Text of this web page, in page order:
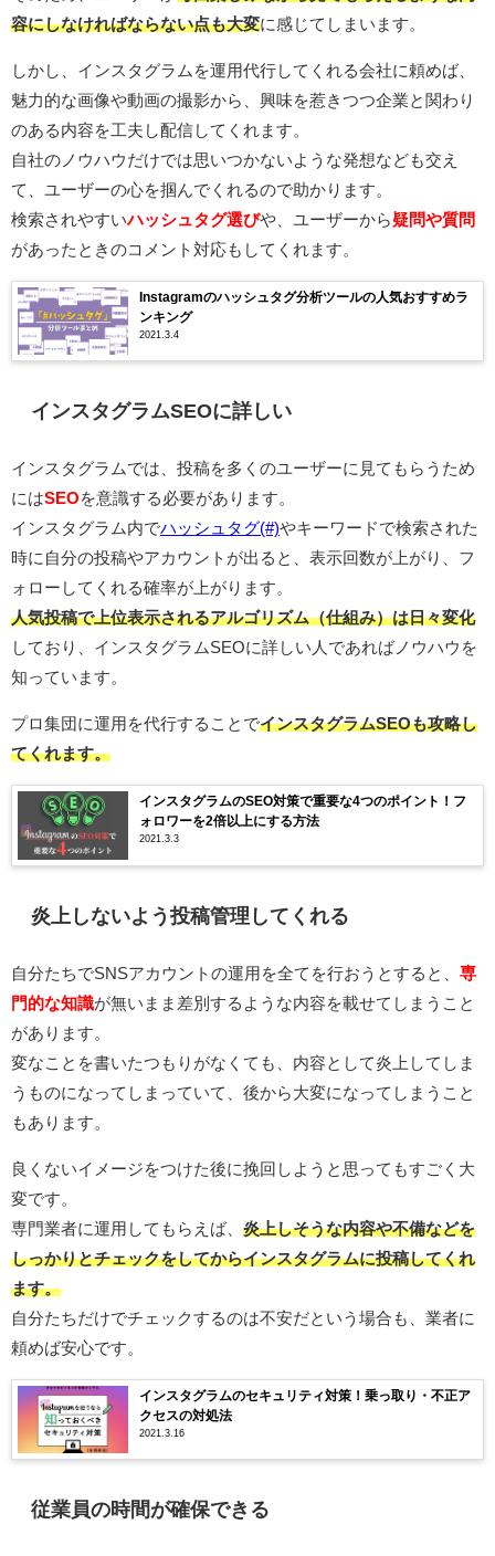
容にしなければならない点も大変に感じてしまいます。
しかし、インスタグラムを運用代行してくれる会社に頼めば、
魅力的な画像や動画の撮影から、興味を惹きつつ企業と関わり
のある内容を工夫し配信してくれます。
自社のノウハウだけでは思いつかないような発想なども交え
て、ユーザーの心を掴んでくれるので助かります。
検索されやすいハッシュタグ選びや、ユーザーから疑問や質問
があったときのコメント対応もしてくれます。
Instagramのハッシュタグ分析ツールの人気おすすめラ
ンキング
2021.3.4
インスタグラムSEOに詳しい
インスタグラムでは、投稿を多くのユーザーに見てもらうため
にはSEO を意識する必要があります。
インスタグラム内でハッシュタグ(#)やキーワードで検索された
時に自分の投稿やアカウントが出ると、表示回数が上がり、フ
ォローしてくれる確率が上がります。
人気投稿で上位表示されるアルゴリズム（仕組み）は日々変化
しており、インスタグラムSEOに詳しい人であればノウハウを
知っています。
プロ集団に運用を代行することでインスタグラムSEOも攻略し
てくれます。
インスタグラムのSEO対策で重要な4つのポイント！フ
ォロワーを2倍以上にする方法
2021.3.3
炎上しないよう投稿管理してくれる
自分たちでSNSアカウントの運用を全てを行おうとすると、 専
門的な知識が無いまま差別するような内容を載せてしまうこと
があります。
変なことを書いたつもりがなくても、内容として炎上してしま
うものになってしまっていて、後から大変になってしまうこと
もあります。
良くないイメージをつけた後に挽回しようと思ってもすごく大
変です。
専門業者に運用してもらえば、 炎上しそうな内容や不備などを
しっかりとチェックをしてからインスタグラムに投稿してくれ
ます。
自分たちだけでチェックするのは不安だという場合も、業者に
頼めば安心です。
インスタグラムのセキュリティ対策！乗っ取り・不正ア
クセスの対処法
2021.3.16
従業員の時間が確保できる